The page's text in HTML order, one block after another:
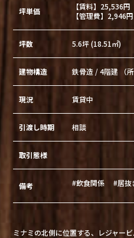
坪単価
【賃料】25,536円
【管理費】2,946円
坪数 5.6坪 (18.51㎡)
建物構造 鉄骨造 / 4階建 （
現況 賃貸中
引渡し時期 相談
取引態様
備考 #飲食関係 #居抜
ミナミの北側に位置する、レジャー